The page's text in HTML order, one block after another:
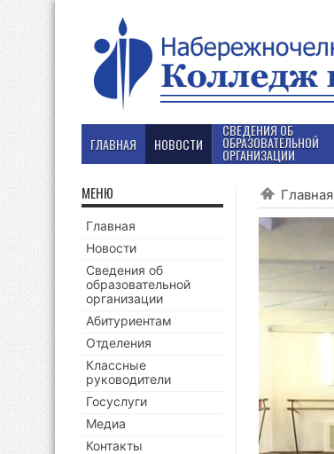
ГЛАВНАЯ НОВОСТИ
СВЕДЕНИЯ ОБ
ОБРАЗОВАТЕЛЬНОЙ
ОРГАНИЗАЦИИ
Главная
МЕНЮ
Главная
Новости
Сведения об
образовательной
организации
Абитуриентам
Отделения
Классные
руководители
Госуслуги
Медиа
Контакты